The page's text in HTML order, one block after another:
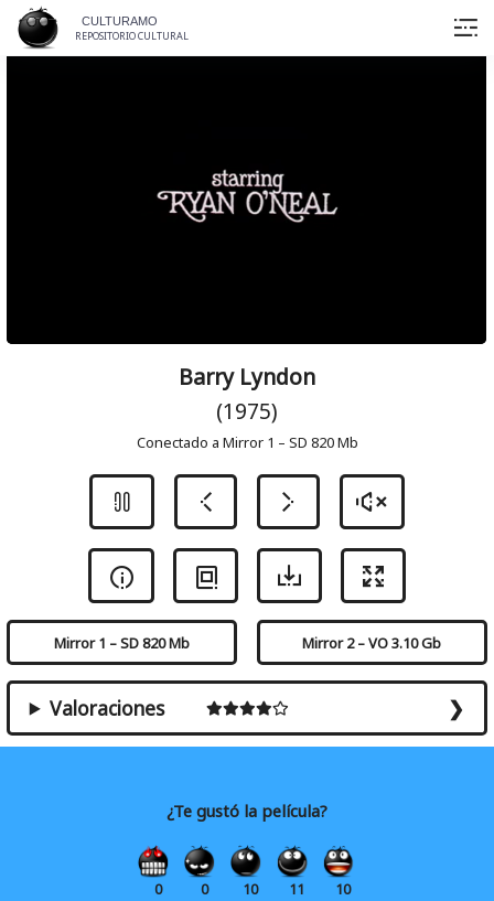
content
CULTURAMO
REPOSITORIO CULTURAL
Barry Lyndon
(1975)
Conectado a Mirror 1 – SD 820 Mb
Mirror 1 – SD 820 Mb Mirror 2 – VO 3.10 Gb
Valoraciones
¿Te gustó la película?
0 0 10 11 10